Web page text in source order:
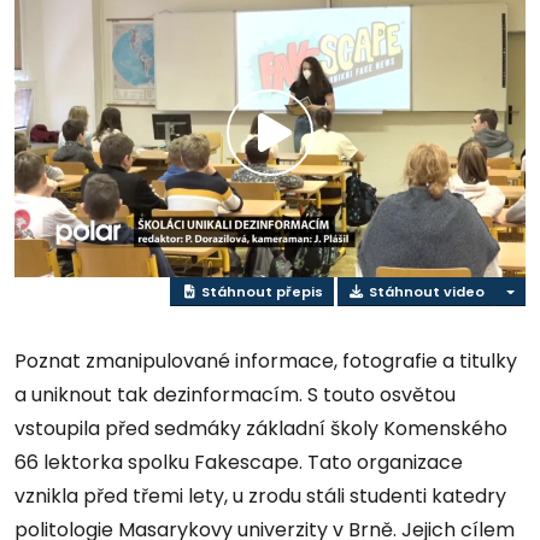
Play
Video
Stáhnout přepis Stáhnout video
Poznat zmanipulované informace, fotografie a titulky
a uniknout tak dezinformacím. S touto osvětou
vstoupila před sedmáky základní školy Komenského
66 lektorka spolku Fakescape. Tato organizace
vznikla před třemi lety, u zrodu stáli studenti katedry
politologie Masarykovy univerzity v Brně. Jejich cílem